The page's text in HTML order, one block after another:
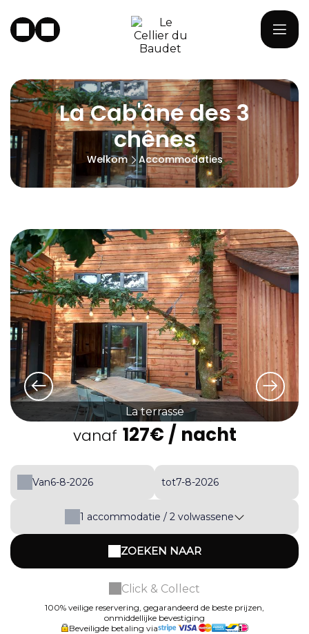
La Cab'âne des 3
chênes
Welkom Accommodaties
La terrasse
vanaf 127€ / nacht
Van tot
1 accommodatie / 2 volwassene
ZOEKEN NAAR
Click & Collect
100% veilige reservering, gegarandeerd de beste prijzen,
onmiddellijke bevestiging
Beveiligde betaling via